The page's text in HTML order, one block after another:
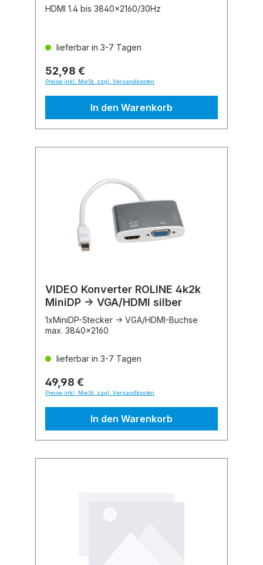
HDMI 1.4 bis 3840x2160/30Hz
lieferbar in 3-7 Tagen
52,98 €
Preise inkl. MwSt. zzgl. Versandkosten
In den Warenkorb
VIDEO Konverter ROLINE 4k2k
MiniDP -> VGA/HDMI silber
1xMiniDP-Stecker -> VGA/HDMI-Buchse
max. 3840x2160
lieferbar in 3-7 Tagen
49,98 €
Preise inkl. MwSt. zzgl. Versandkosten
In den Warenkorb